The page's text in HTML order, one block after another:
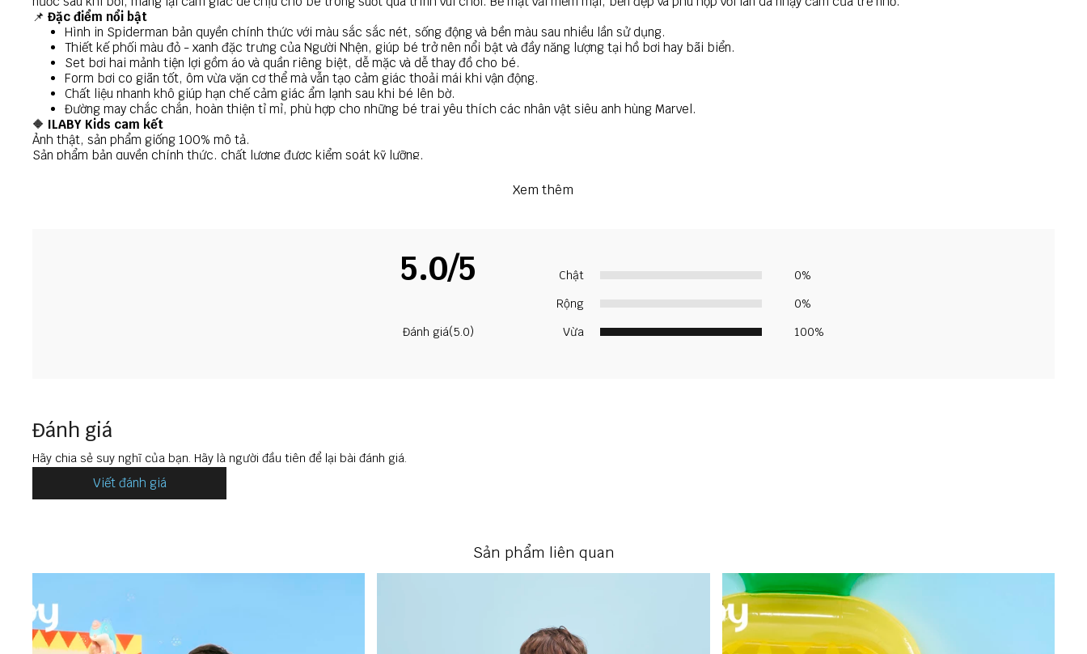
📌 Đặc điểm nổi bật
Hình in Spiderman bản quyền chính thức với màu sắc sắc nét, sống động và bền màu sau nhiều lần sử dụng.
Thiết kế phối màu đỏ - xanh đặc trưng của Người Nhện, giúp bé trở nên nổi bật và đầy năng lượng tại hồ bơi hay bãi biển.
Set bơi hai mảnh tiện lợi gồm áo và quần riêng biệt, dễ mặc và dễ thay đồ cho bé.
Form bơi co giãn tốt, ôm vừa vặn cơ thể mà vẫn tạo cảm giác thoải mái khi vận động.
Chất liệu nhanh khô giúp hạn chế cảm giác ẩm lạnh sau khi bé lên bờ.
Đường may chắc chắn, hoàn thiện tỉ mỉ, phù hợp cho những bé trai yêu thích các nhân vật siêu anh hùng Marvel.
🔶 ILABY Kids cam kết
Ảnh thật, sản phẩm giống 100% mô tả.
Sản phẩm bản quyền chính thức, chất lượng được kiểm soát kỹ lưỡng.
Màu sắc thực tế có thể chênh lệch nhẹ do điều kiện ánh sáng và thiết bị hiển thị.
Ba mẹ nên tham khảo bảng size hoặc liên hệ ILABY để được tư vấn kích thước phù hợp nhất cho bé.
Xem thêm
5.0/5
Đánh giá(5.0)
Chật
0%
Rộng
0%
Vừa
100%
Đánh giá
Hãy chia sẻ suy nghĩ của bạn. Hãy là người đầu tiên để lại bài đánh giá.
Viết đánh giá
Sản phẩm liên quan